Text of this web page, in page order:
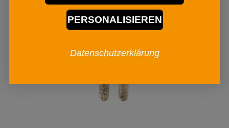
PERSONALISIEREN
Datenschutzerklärung